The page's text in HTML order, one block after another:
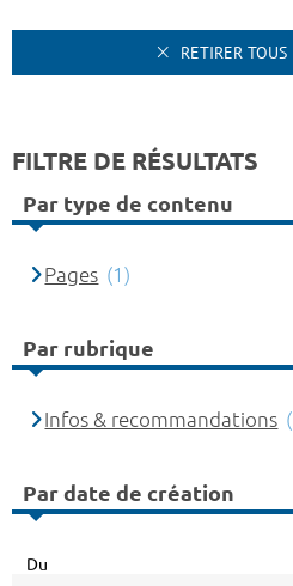
RETIRER TOUS
FILTRE DE RÉSULTATS
Par type de contenu
Pages (1)
Par rubrique
Infos & recommandations
Par date de création
Du